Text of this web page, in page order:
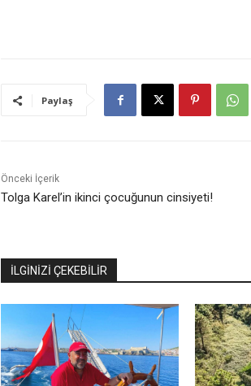
Paylaş
Önceki İçerik
Tolga Karel’in ikinci çocuğunun cinsiyeti!
İLGİNİZİ ÇEKEBİLİR